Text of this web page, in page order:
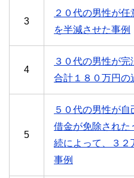
3
２０代の男性が
を半減させた事例
4
３０代の男性が
合計１８０万円の
5
５０代の男性が
借金が免除された
続によって、３２
事例